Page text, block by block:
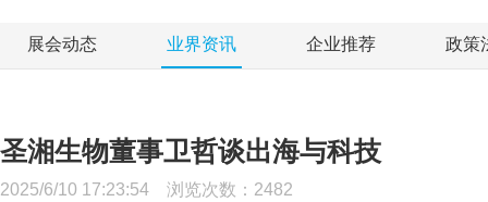
展会动态 业界资讯 企业推荐 政策
圣湘生物董事卫哲谈出海与科技
2025/6/10 17:23:54 浏览次数： 2482